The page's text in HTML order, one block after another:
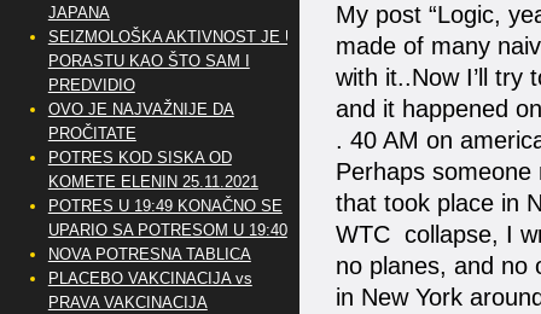
My post “Logic,
made of many
with it..Now I’ll try
and it happened
. 40 AM on
Perhaps
that took place in
WTC collapse, I
no planes, and no
in New York
JAPANA
SEIZMOLOŠKA AKTIVNOST JE U
PORASTU KAO ŠTO SAM I
PREDVIDIO
OVO JE NAJVAŽNIJE DA
PROČITATE
POTRES KOD SISKA OD
KOMETE ELENIN 25.11.2021
POTRES U 19:49 KONAČNO SE
UPARIO SA POTRESOM U 19:40
NOVA POTRESNA TABLICA
PLACEBO VAKCINACIJA vs
PRAVA VAKCINACIJA